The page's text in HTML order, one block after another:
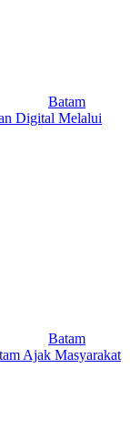
Batam
Digital Melalui
Batam
Ajak Masyarakat